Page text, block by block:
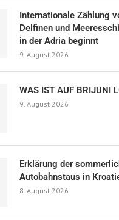
Internationale Zählung
Delfinen und
in der Adria beginnt
9. August 2026
WAS IST AUF BRIJUNI
9. August 2026
Erklärung der
Autobahnstaus in
8. August 2026